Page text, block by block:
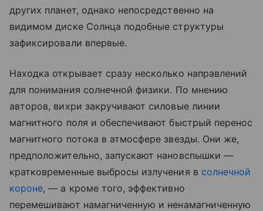
других планет, однако непосредственно на
видимом диске Солнца подобные структуры
зафиксировали впервые.
Находка открывает сразу несколько направлений
для понимания солнечной физики. По мнению
авторов, вихри закручивают силовые линии
магнитного поля и обеспечивают быстрый перенос
магнитного потока в атмосфере звезды. Они же,
предположительно, запускают нановспышки —
кратковременные выбросы излучения в солнечной
короне, — а кроме того, эффективно
перемешивают намагниченную и ненамагниченную